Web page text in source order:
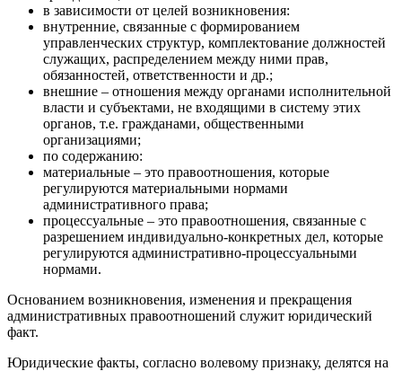
в зависимости от целей возникновения:
внутренние, связанные с формированием
управленческих структур, комплектование должностей
служащих, распределением между ними прав,
обязанностей, ответственности и др.;
внешние – отношения между органами исполнительной
власти и субъектами, не входящими в систему этих
органов, т.е. гражданами, общественными
организациями;
по содержанию:
материальные – это правоотношения, которые
регулируются материальными нормами
административного права;
процессуальные – это правоотношения, связанные с
разрешением индивидуально-конкретных дел, которые
регулируются административно-процессуальными
нормами.
Основанием возникновения, изменения и прекращения
административных правоотношений служит юридический
факт.
Юридические факты, согласно волевому признаку, делятся на